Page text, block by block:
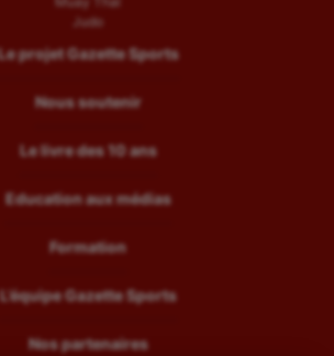
Judo
projet Gazette Sports
Nous soutenir
Le livre des 10 ans
Education aux médias
Formation
L’équipe Gazette Sports
Nos partenaires